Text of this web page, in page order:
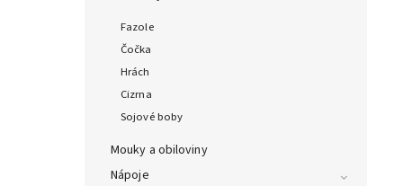
Fazole
Čočka
Hrách
Cizrna
Sojové boby
Mouky a obiloviny
Nápoje